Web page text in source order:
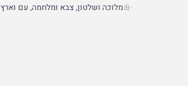
מלוכה ושלטון, צבא ומלחמה, עם וארץ